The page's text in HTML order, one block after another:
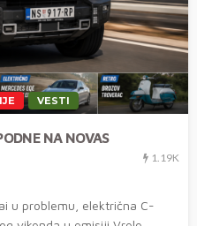
VESTI
NA NOVAS
1.19K
u problemu, električna C-